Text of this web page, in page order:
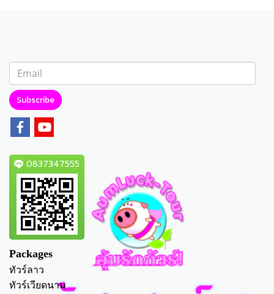
Subscribe
0837347555
Packages
ทัวร์ลาว
ทัวร์เวียดนาม